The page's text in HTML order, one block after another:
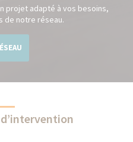
projet adapté à vos besoins,
de notre réseau.